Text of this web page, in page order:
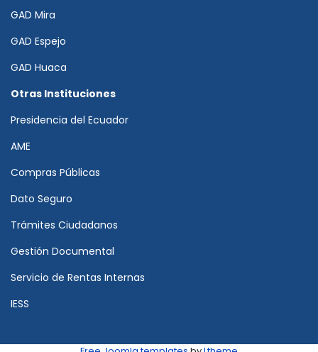
GAD Mira
GAD Espejo
GAD Huaca
Otras Instituciones
Presidencia del Ecuador
AME
Compras Públicas
Dato Seguro
Trámites Ciudadanos
Gestión Documental
Servicio de Rentas Internas
IESS